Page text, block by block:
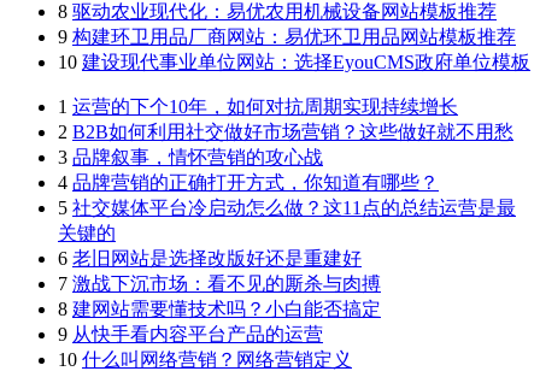
8 驱动农业现代化：易优农用机械设备网站模板推荐
9 构建环卫用品厂商网站：易优环卫用品网站模板推荐
10 建设现代事业单位网站：选择EyouCMS政府单位模板
1 运营的下个10年，如何对抗周期实现持续增长
2 B2B如何利用社交做好市场营销？这些做好就不用愁
3 品牌叙事，情怀营销的攻心战
4 品牌营销的正确打开方式，你知道有哪些？
5 社交媒体平台冷启动怎么做？这11点的总结运营是最
关键的
6 老旧网站是选择改版好还是重建好
7 激战下沉市场：看不见的厮杀与肉搏
8 建网站需要懂技术吗？小白能否搞定
9 从快手看内容平台产品的运营
10 什么叫网络营销？网络营销定义